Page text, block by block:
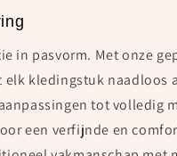
in pasvorm. Met onze
elk kledingstuk naadloos
tot volledig
een verfijnde en